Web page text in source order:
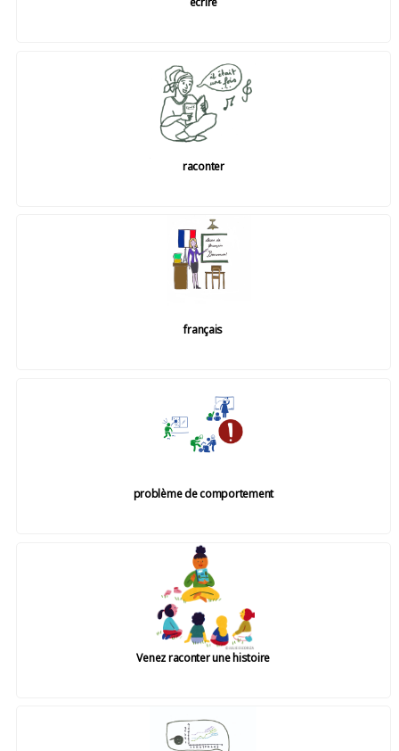
raconter
français
problème de comportement
Venez raconter une histoire